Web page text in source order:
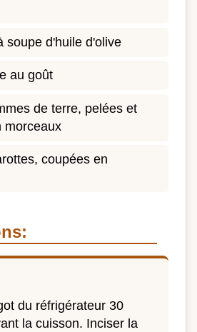
soupe d'huile d'olive
au goût
de terre, pelées et
morceaux
coupées en
du réfrigérateur 30
la cuisson. Inciser la